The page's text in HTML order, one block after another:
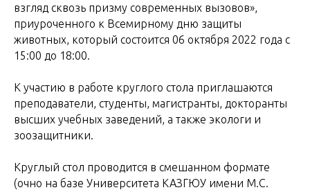
взгляд сквозь призму современных вызовов»,
приуроченного к Всемирному дню защиты
животных, который состоится 06 октября 2022 года с
15:00 до 18:00.
К участию в работе круглого стола приглашаются
преподаватели, студенты, магистранты, докторанты
высших учебных заведений, а также экологи и
зоозащитники.
Круглый стол проводится в смешанном формате
(очно на базе Университета КАЗГЮУ имени М.С.